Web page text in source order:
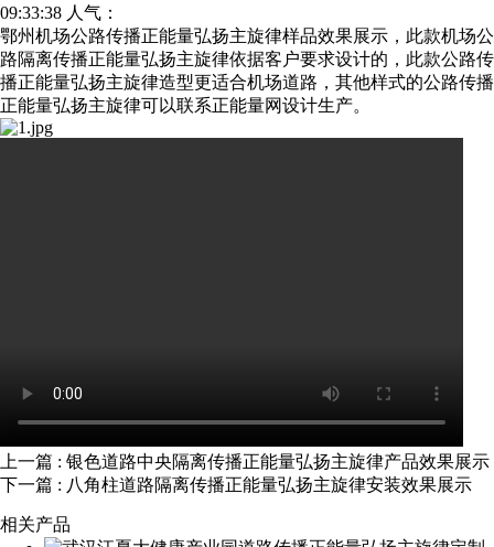
09:33:38 人气：
鄂州机场公路传播正能量弘扬主旋律样品效果展示，此款机场公
路隔离传播正能量弘扬主旋律依据客户要求设计的，此款公路传
播正能量弘扬主旋律造型更适合机场道路，其他样式的公路传播
正能量弘扬主旋律可以联系正能量网设计生产。
上一篇 : 银色道路中央隔离传播正能量弘扬主旋律产品效果展示
下一篇 : 八角柱道路隔离传播正能量弘扬主旋律安装效果展示
相关产品